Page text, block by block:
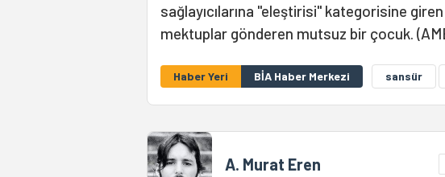
sağlayıcılarına "eleştirisi" kategorisine
mektuplar gönderen mutsuz bir çocuk.
Haber Yeri BİA Haber Merkezi sansür
A. Murat Eren